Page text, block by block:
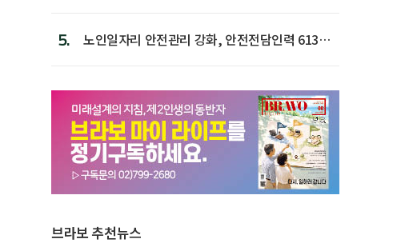
5.
노인일자리 안전관리 강화, 안전전담인력 613명
브라보 추천뉴스